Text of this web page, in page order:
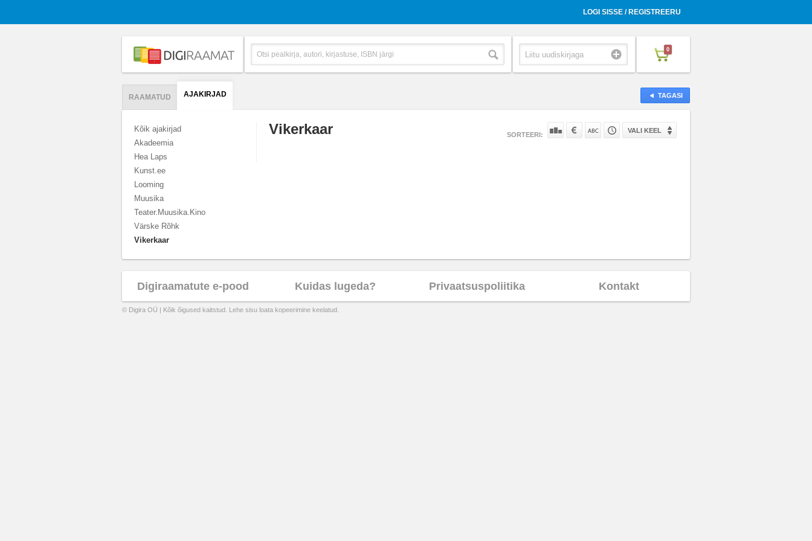
LOGI SISSE / REGISTREERU
0
TAGASI
RAAMATUD AJAKIRJAD
Kõik ajakirjad
Akadeemia
Hea Laps
Kunst.ee
Looming
Muusika
Teater.Muusika.Kino
Värske Rõhk
Vikerkaar
Vikerkaar SORTEERI:
VALI KEEL
Digiraamatute e-pood Kuidas lugeda? Privaatsuspoliitika Kontakt
© Digira OÜ | Kõik õigused kaitstud. Lehe sisu loata kopeerimine keelatud.